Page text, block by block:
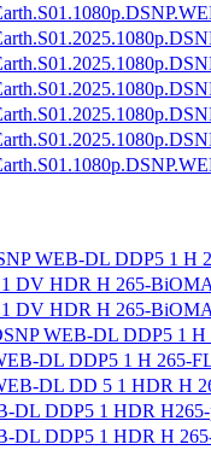
WEB-DL DDP5 1 H
DV HDR H 265-
DV HDR H 265-
WEB-DL DDP5 1
DL DDP5 1 H 265-
DL DD 5 1 HDR H
DL DDP5 1 HDR
DL DDP5 1 HDR H